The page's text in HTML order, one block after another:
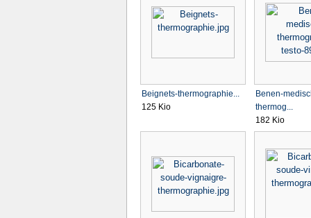
Beignets-thermographie...
125 Kio
Benen-
thermog...
182 Kio